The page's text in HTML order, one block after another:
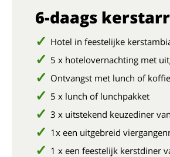
6-daags
Hotel in feestelijke
5 x hotelovernachting met
Ontvangst met lunch of
5 x lunch of lunchpakket
3 x uitstekend keuzediner
1x een uitgebreid
1 x een feestelijk kerstdiner